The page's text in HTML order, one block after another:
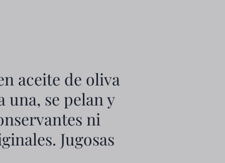
aceite de oliva
una, se pelan y
ni
Jugosas